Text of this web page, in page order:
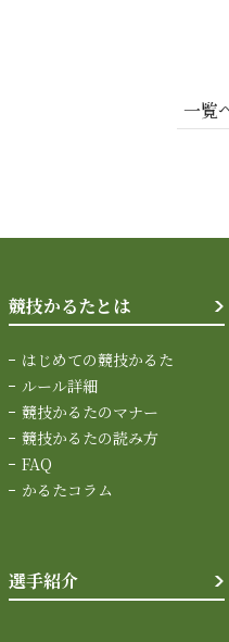
一覧
競技かるたとは
はじめての競技かるた
ルール詳細
競技かるたのマナー
競技かるたの読み方
FAQ
かるたコラム
選手紹介